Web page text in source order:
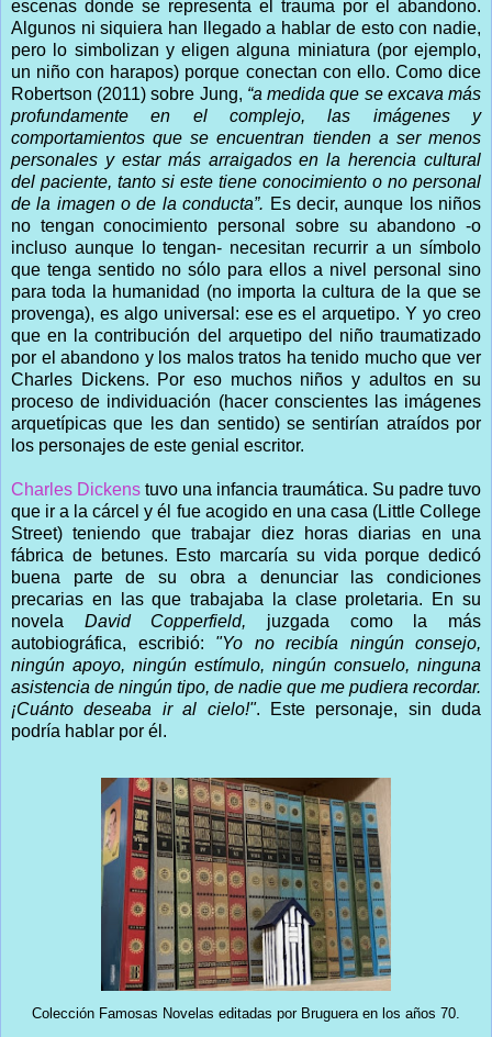
escenas donde se representa el trauma por el abandono.
Algunos ni siquiera han llegado a hablar de esto con nadie,
pero lo simbolizan y eligen alguna miniatura (por ejemplo,
un niño con harapos) porque conectan con ello. Como dice
Robertson (2011) sobre Jung, “a medida que se excava más
profundamente en el complejo, las imágenes y
comportamientos que se encuentran tienden a ser menos
personales y estar más arraigados en la herencia cultural
del paciente, tanto si este tiene conocimiento o no personal
de la imagen o de la conducta”. Es decir, aunque los niños
no tengan conocimiento personal sobre su abandono -o
incluso aunque lo tengan- necesitan recurrir a un símbolo
que tenga sentido no sólo para ellos a nivel personal sino
para toda la humanidad (no importa la cultura de la que se
provenga), es algo universal: ese es el arquetipo. Y yo creo
que en la contribución del arquetipo del niño traumatizado
por el abandono y los malos tratos ha tenido mucho que ver
Charles Dickens. Por eso muchos niños y adultos en su
proceso de individuación (hacer conscientes las imágenes
arquetípicas que les dan sentido) se sentirían atraídos por
los personajes de este genial escritor.
Charles Dickens tuvo una infancia traumática. Su padre tuvo
que ir a la cárcel y él fue acogido en una casa (Little College
Street) teniendo que trabajar diez horas diarias en una
fábrica de betunes. Esto marcaría su vida porque dedicó
buena parte de su obra a denunciar las condiciones
precarias en las que trabajaba la clase proletaria. En su
novela David Copperfield, juzgada como la más
autobiográfica, escribió: "Yo no recibía ningún consejo,
ningún apoyo, ningún estímulo, ningún consuelo, ninguna
asistencia de ningún tipo, de nadie que me pudiera recordar.
¡Cuánto deseaba ir al cielo!". Este personaje, sin duda
podría hablar por él.
Colección Famosas Novelas editadas por Bruguera en los años 70.